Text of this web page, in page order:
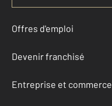
Offres d'emploi
Devenir franchisé
Entreprise et commerce